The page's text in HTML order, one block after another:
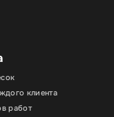
клиента
работ